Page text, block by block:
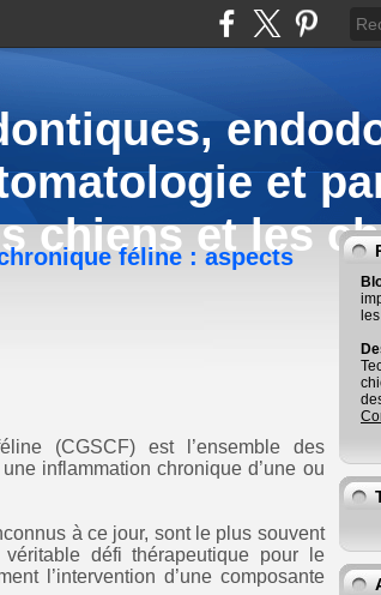
et
chiens et les
féline : aspects
(CGSCF) est l’ensemble des
inflammation chronique d’une ou
à ce jour, sont le plus souvent
défi thérapeutique pour le
l’intervention d’une composante